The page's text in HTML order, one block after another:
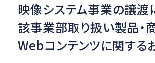
映像システム事業の譲渡
該事業部取り扱い製品・
Webコンテンツに関する